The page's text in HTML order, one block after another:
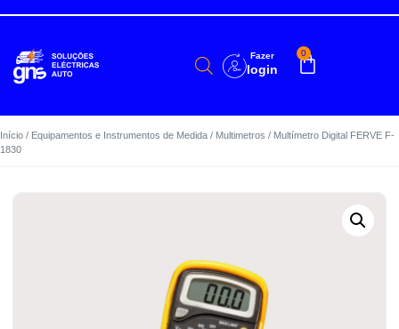
Fazer
login
0
Início / Equipamentos e Instrumentos de Medida / Multimetros / Multímetro Digital FERVE F-
1830